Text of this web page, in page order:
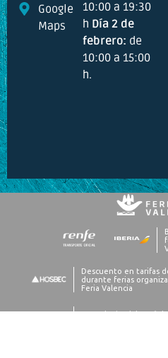
Google
Maps
10:00 a 19:30
h Día 2 de
febrero: de
10:00 a 15:00
h.